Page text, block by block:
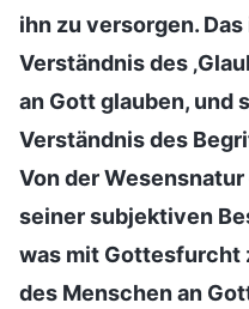
ihn zu versorgen.
Verständnis des
an Gott glauben, und
Verständnis des
Von der
seiner subjektiven
was mit Gottesfurcht
des Menschen an